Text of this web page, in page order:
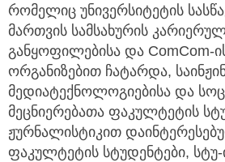
რომელიც უნივერსიტეტის
მართვის სამსახურის
განყოფილებისა და ComCom-
ორგანიზებით ჩატარდა,
მედიატექნოლოგიებისა და
მეცნიერებათა ფაკულტეტის
ჟურნალისტიკით
ფაკულტეტის სტუდენტები,